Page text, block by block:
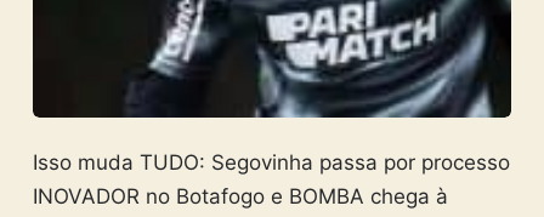
Isso muda TUDO: Segovinha passa por processo
INOVADOR no Botafogo e BOMBA chega à